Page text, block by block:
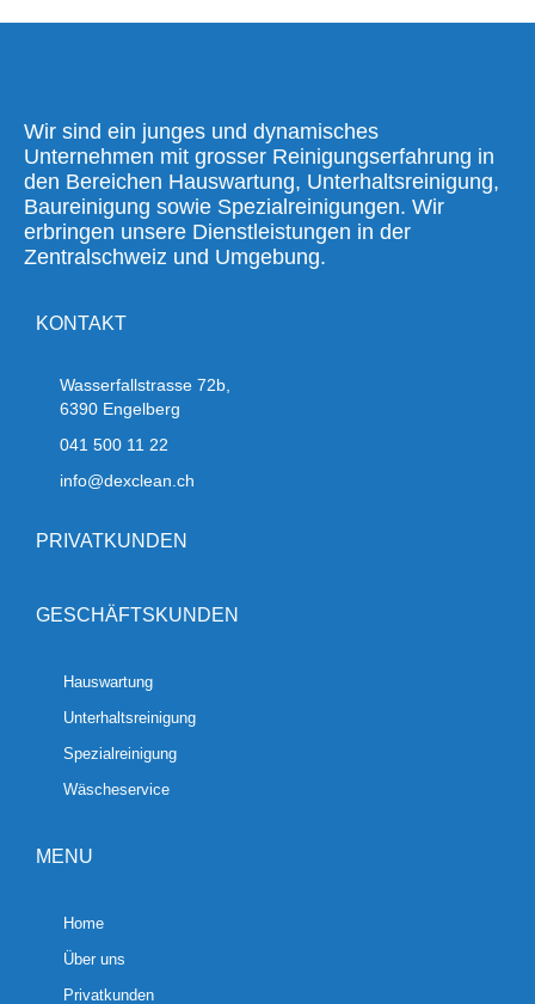
Wir sind ein junges und dynamisches
Unternehmen mit grosser Reinigungserfahrung in
den Bereichen Hauswartung, Unterhaltsreinigung,
Baureinigung sowie Spezialreinigungen. Wir
erbringen unsere Dienstleistungen in der
Zentralschweiz und Umgebung.
KONTAKT
Wasserfallstrasse 72b,
6390 Engelberg
041 500 11 22
info@dexclean.ch
PRIVATKUNDEN
GESCHÄFTSKUNDEN
Hauswartung
Unterhaltsreinigung
Spezialreinigung
Wäscheservice
MENU
Home
Über uns
Privatkunden